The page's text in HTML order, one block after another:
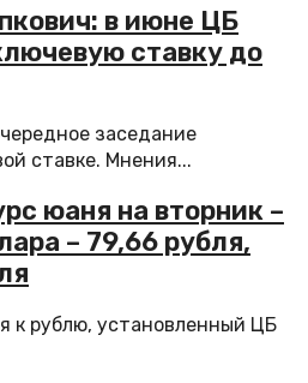
в июне ЦБ
ставку до
заседание
ставке. Мнения...
юаня на вторник –
– 79,66 рубля,
к рублю, установленный ЦБ